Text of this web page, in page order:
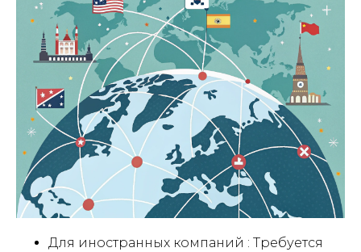
Для иностранных компаний : Требуется